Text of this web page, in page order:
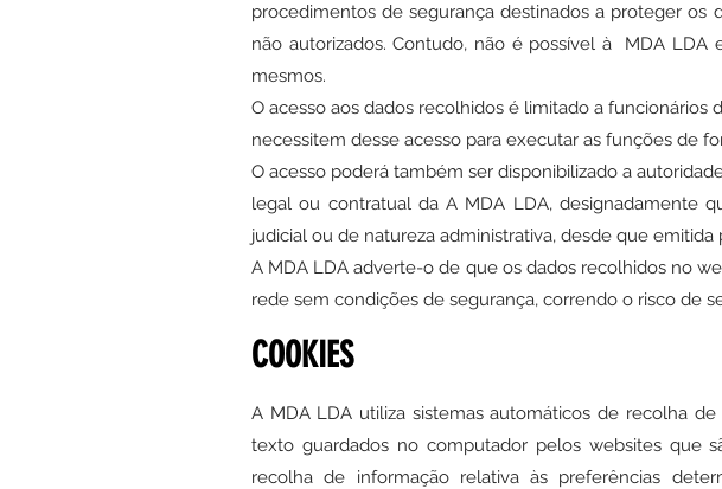
procedimentos de segurança destinados a proteger os
não autorizados. Contudo, não é possível à
MDA LDA
mesmos.
O acesso aos dados recolhidos é limitado a funcionários
necessitem desse acesso para executar as funções de
O acesso poderá também ser disponibilizado a
legal ou contratual daA MDA LDA, designadamente
judicial ou de natureza administrativa, desde que
A MDA LDA adverte-o de que os dados recolhidos no
rede sem condições de segurança, correndo o risco de
COOKIES
A MDA LDA utiliza sistemas automáticos de recolha
texto guardados no computador pelos websites que
recolha de informação relativa às preferências